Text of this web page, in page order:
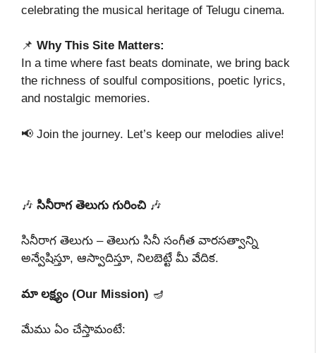
celebrating the musical heritage of Telugu cinema.
📌 Why This Site Matters:
In a time where fast beats dominate, we bring back
the richness of soulful compositions, poetic lyrics,
and nostalgic memories.
📢 Join the journey. Let’s keep our melodies alive!
🎶 సినీరాగ తెలుగు గురించి 🎶
సినీరాగ తెలుగు – తెలుగు సినీ సంగీత వారసత్వాన్ని
అన్వేషిస్తూ, ఆస్వాదిస్తూ, నిలబెట్టే మీ వేదిక.
మా లక్ష్యం (Our Mission) 🪔
మేము ఏం చేస్తామంటే: